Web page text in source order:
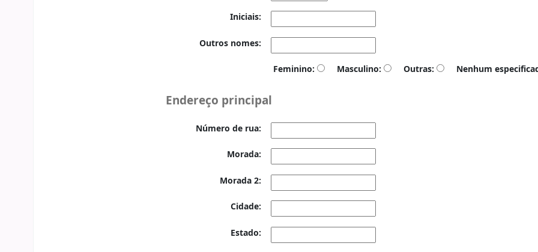
Iniciais:
Outros nomes:
Feminino: Masculino: Outras: Nenhum
Endereço principal
Número de rua:
Morada:
Morada 2:
Cidade:
Estado: